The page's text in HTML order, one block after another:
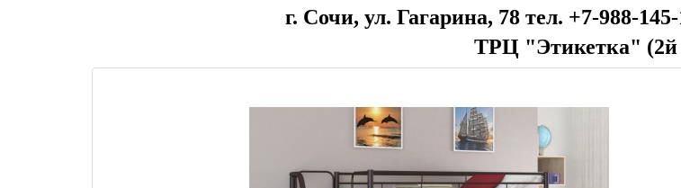
г. Сочи, ул. Гагарина, 78 тел. +7-988-
ТРЦ "Этикетка" (2й